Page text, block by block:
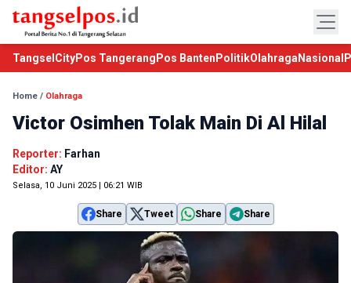
TangselCityPos Tangerang Pos Banten PolitikOlahraga Nasional
Home / Olahraga
Victor Osimhen Tolak Main Di Al Hilal
Reporter: Farhan
Editor: AY
Selasa, 10 Juni 2025 | 06:21 WIB
Share Tweet Share Share